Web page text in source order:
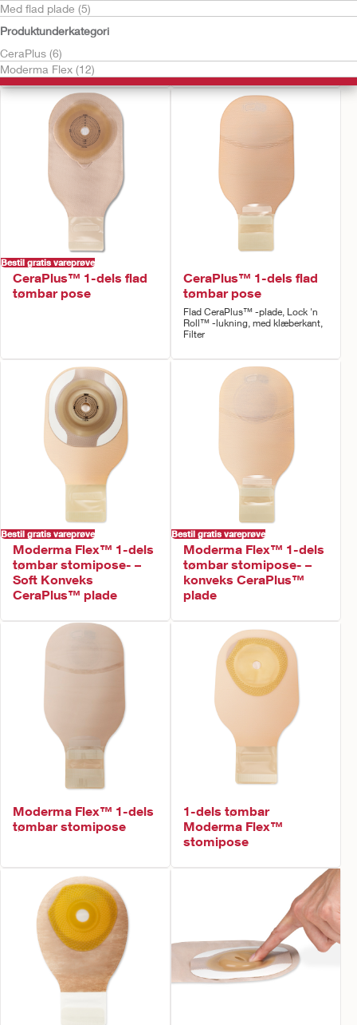
Med flad plade (5)
Produktunderkategori
CeraPlus (6)
Moderma Flex (12)
Bestil gratis vareprøve
CeraPlus™ 1-dels
konveks tømbar pose
konveks tømbar pose
Bestil gratis vareprøve
CeraPlus™ 1-dels flad
tømbar pose
CeraPlus™ 1-dels flad
tømbar pose
Flad CeraPlus™ -plade, Lock 'n
Roll™ -lukning, med klæberkant,
Filter
Bestil gratis vareprøve
Moderma Flex™ 1-dels
tømbar stomipose- –
Soft Konveks
CeraPlus™ plade
Bestil gratis vareprøve
Moderma Flex™ 1-dels
tømbar stomipose- –
konveks CeraPlus™
plade
Moderma Flex™ 1-dels
tømbar stomipose
1-dels tømbar
Moderma Flex™
stomipose